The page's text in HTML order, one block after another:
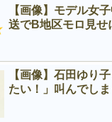
【画像】モデル女
送でB地区モロ見せ
【画像】石田ゆり
たい！」叫んでしま